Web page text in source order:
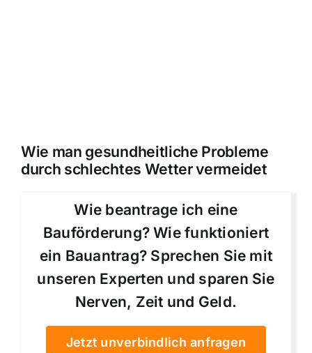
Wie man gesundheitliche Probleme
durch schlechtes Wetter vermeidet
Wie beantrage ich eine
Bauförderung? Wie funktioniert
ein Bauantrag? Sprechen Sie mit
unseren Experten und sparen Sie
Nerven, Zeit und Geld.
Jetzt unverbindlich anfragen